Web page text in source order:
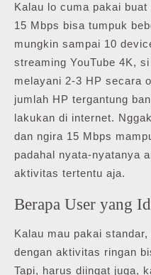
Kalau lo cuma pakai
15 Mbps bisa tumpuk
mungkin sampai 10
streaming YouTube 4K,
melayani 2-3 HP secara
jumlah HP tergantung
lakukan di internet.
dan ngira 15 Mbps
padahal nyata-nyatanya
aktivitas tertentu aja.
Berapa User yang
Kalau mau pakai
dengan aktivitas ringan
Tapi, harus diingat juga,